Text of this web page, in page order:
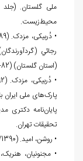
ملی گلستان. (جلد
محیطزیست.
• دُربیکی، مزدک. (1389). طبیعت. در مؤسسه فرهنگي ميرداماد و رحمت
رجائي
(استان گلستان) (82-41). گرگان: نشر پيك ريحان.
• دُربیکی، مزدک. (1392). تدوین شاخص
پارکهای ملی ایران
پایاننامه دکتری
تحقيقات تهران.
• روشن، امید. (1/12/1390). مصاحبه شخصي قاسم سعدی
• مجنونیان،